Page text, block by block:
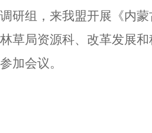
调研组，来我盟开展《内
林草局资源科、改革发展
参加会议。